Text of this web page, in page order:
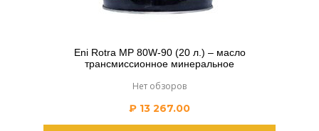
Eni Rotra MP 80W-90 (20 л.) – масло
трансмиссионное минеральное
Нет обзоров
₽ 13 267.00